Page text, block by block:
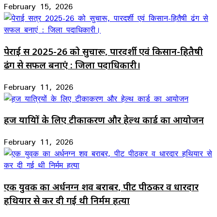
February 15, 2026
पेराई सत्र 2025-26 को सुचारू, पारदर्शी एवं किसान-हितैषी
ढंग से सफल बनाएं : जिला पदाधिकारी।
February 11, 2026
हज यात्रियों के लिए टीकाकरण और हेल्थ कार्ड का आयोजन
February 11, 2026
एक युवक का अर्धनग्न शव बराबर, पीट पीठकर व धारदार
हथियार से कर दी गई थी निर्मम हत्या